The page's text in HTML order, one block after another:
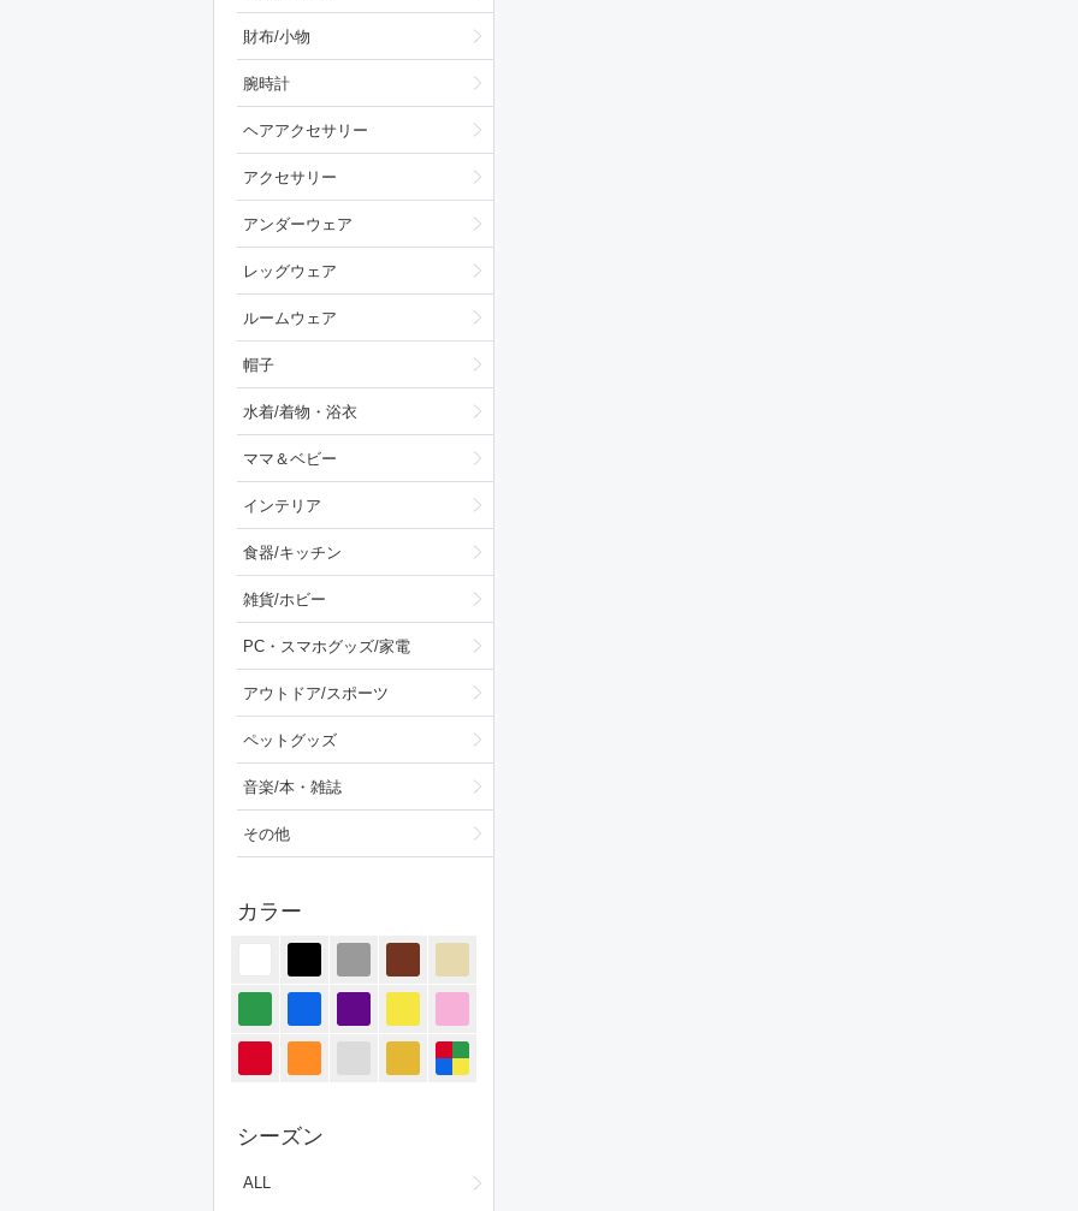
財布/小物
腕時計
ヘアアクセサリー
アクセサリー
アンダーウェア
レッグウェア
ルームウェア
帽子
水着/着物・浴衣
ママ＆ベビー
インテリア
食器/キッチン
雑貨/ホビー
PC・スマホグッズ/家電
アウトドア/スポーツ
ペットグッズ
音楽/本・雑誌
その他
カラー
シーズン
ALL